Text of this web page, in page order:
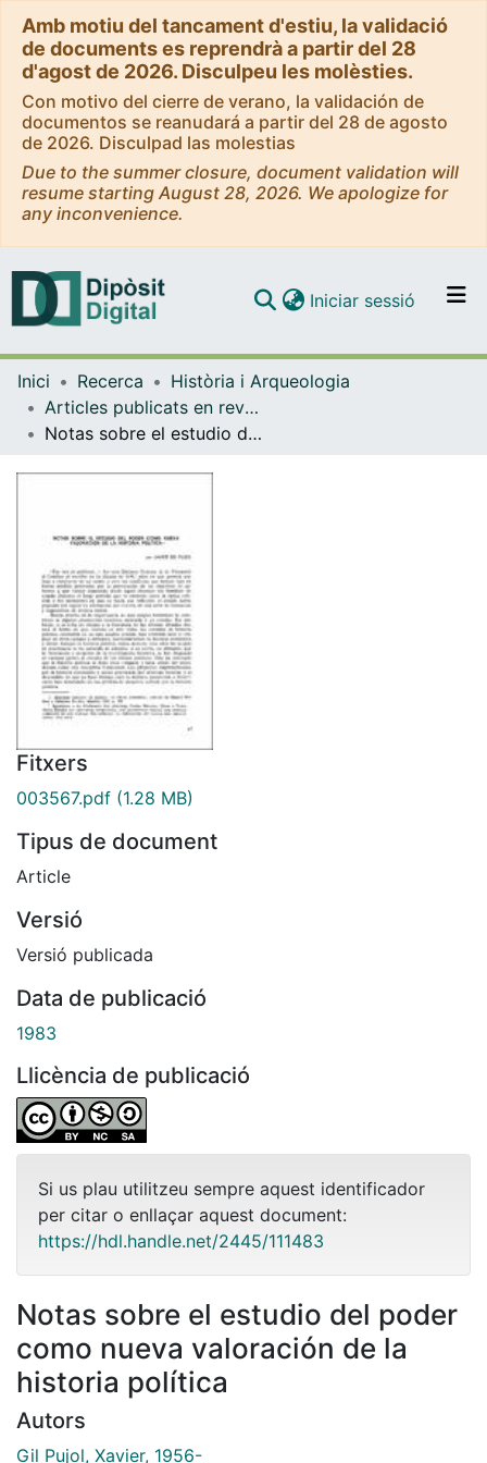
Amb motiu del tancament d'estiu, la validació
de documents es reprendrà a partir del 28
d'agost de 2026. Disculpeu les molèsties.
Con motivo del cierre de verano, la validación de
documentos se reanudará a partir del 28 de agosto
de 2026. Disculpad las molestias
Due to the summer closure, document validation will
resume starting August 28, 2026. We apologize for
any inconvenience.
Navega per tot el DD
Com publicar
Iniciar sessió (current)
Inici Recerca
Història i Arqueologia
Articles publicats en revistes (Història i Arqueologia)
Notas sobre el estudio del poder como nueva valoración de la historia política
Fitxers
003567.pdf (1.28 MB)
Tipus de document
Article
Versió
Versió publicada
Data de publicació
1983
Llicència de publicació
Si us plau utilitzeu sempre aquest identificador
per citar o enllaçar aquest document:
https://hdl.handle.net/2445/111483
Notas sobre el estudio del poder
como nueva valoración de la
historia política
Autors
Gil Pujol, Xavier, 1956-